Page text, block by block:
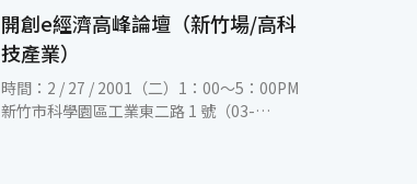
開創e經濟高峰論壇（新竹場/高科
技產業）
時間：2 / 27 / 2001（二）1：00～5：00PM
新竹市科學園區工業東二路 1 號（03-